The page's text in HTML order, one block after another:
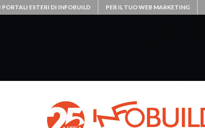
I PORTALI ESTERI DI INFOBUILD PER IL TUO WEB MARKETING